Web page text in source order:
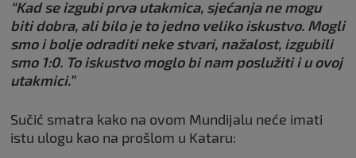
“Kad se izgubi prva utakmica, sjećanja ne mogu
biti dobra, ali bilo je to jedno veliko iskustvo. Mogli
smo i bolje odraditi neke stvari, nažalost, izgubili
smo 1:0. To iskustvo moglo bi nam poslužiti i u ovoj
utakmici.”
Sučić smatra kako na ovom Mundijalu neće imati
istu ulogu kao na prošlom u Kataru: